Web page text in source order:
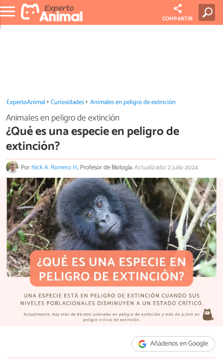
COMPARTIR
ExpertoAnimal Curiosidades Animales en peligro de extinción
Animales en peligro de extinción
¿Qué es una especie en peligro de
extinción?
PorNick A. Romero H., Profesor de Biología.Actualizado: 2 julio 2024
Añádenos en Google